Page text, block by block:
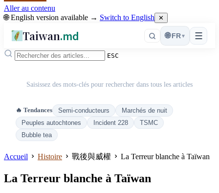
Aller au contenu
🌐 English version available → Switch to English ✕
Taiwan.md ☰
🌐 FR ▾
ESC
Saisissez des mots-clés pour rechercher dans tous les articles
🔥 Tendances Semi-conducteurs
Marchés de nuit
Peuples autochtones
Incident 228
TSMC
Bubble tea
Accueil Histoire 戰後與威權 La Terreur blanche à Taïwan
La Terreur blanche à Taïwan